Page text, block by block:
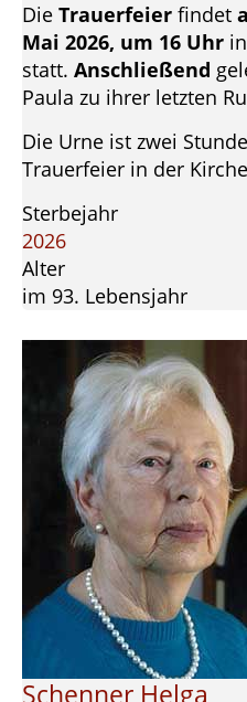
Die Trauerfeier findet
Mai 2026, um 16 Uhr
statt. Anschließend
Paula zu ihrer letzten
Die Urne ist zwei
Trauerfeier in der
Sterbejahr
2026
Alter
im 93. Lebensjahr
Schenner Helga